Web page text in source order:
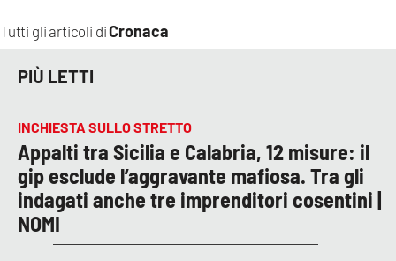
Tutti gli articoli diCronaca
PIÙ LETTI
INCHIESTA SULLO STRETTO
Appalti tra Sicilia e Calabria, 12 misure: il
gip esclude l’aggravante mafiosa. Tra gli
indagati anche tre imprenditori cosentini |
NOMI